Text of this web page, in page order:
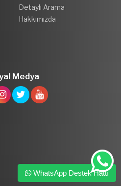
Detaylı Arama
Hakkımızda
Medya
WhatsApp Destek Hattı